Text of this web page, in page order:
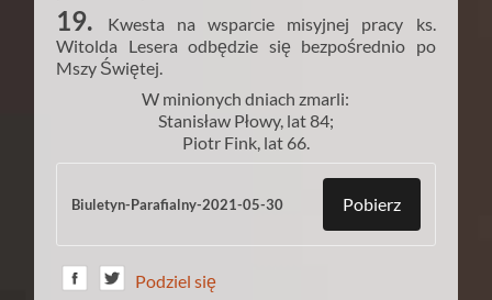
19.
Kwesta na wsparcie misyjnej pracy ks.
Witolda Lesera odbędzie się bezpośrednio po
Mszy Świętej.
W minionych dniach zmarli:
Stanisław Płowy, lat 84;
Piotr Fink, lat 66.
Biuletyn-Parafialny-2021-05-30 Pobierz
Podziel się